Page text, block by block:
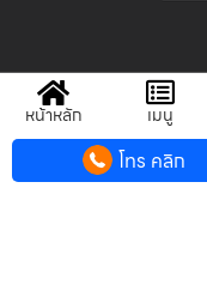
หน้าหลัก เมนู
โทร คลิก